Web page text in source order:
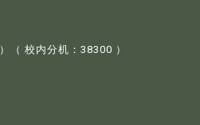
）（ 校内分机：38300 ）